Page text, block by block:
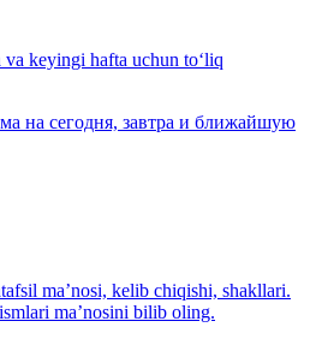
keyingi hafta uchun to‘liq
на сегодня, завтра и ближайшую
ma’nosi, kelib chiqishi, shakllari.
ma’nosini bilib oling.